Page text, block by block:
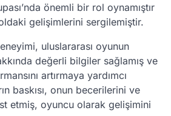
önemli bir rol oynamıştır
gelişimlerini sergilemiştir.
uluslararası oyunun
değerli bilgiler sağlamış ve
artırmaya yardımcı
baskısı, onun becerilerini ve
etmiş, oyuncu olarak gelişimini